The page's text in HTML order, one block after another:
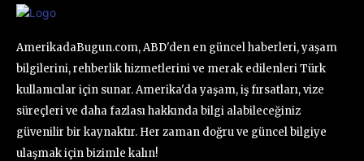
AmerikadaBugun.com, ABD'den en güncel haberleri, yaşam
bilgilerini, rehberlik hizmetlerini ve merak edilenleri Türk
kullanıcılar için sunar. Amerika'da yaşam, iş fırsatları, vize
süreçleri ve daha fazlası hakkında bilgi alabileceğiniz
güvenilir bir kaynaktır. Her zaman doğru ve güncel bilgiye
ulaşmak için bizimle kalın!